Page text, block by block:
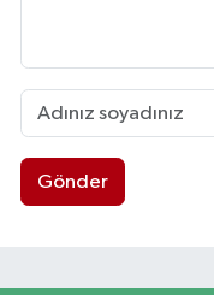
Gönder